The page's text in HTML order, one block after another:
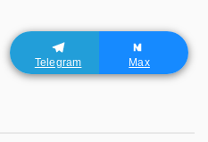
Telegram Max